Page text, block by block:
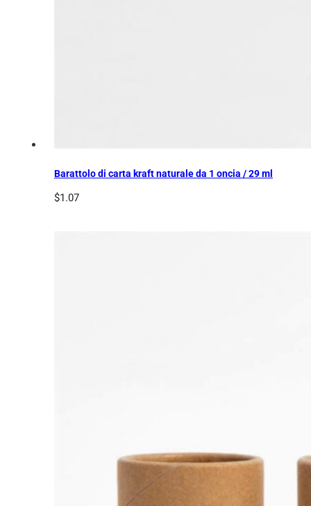
Barattolo di carta kraft naturale da 1 oncia / 29 ml
$1.07